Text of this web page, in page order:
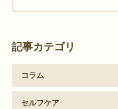
記事カテゴリ
コラム
セルフケア